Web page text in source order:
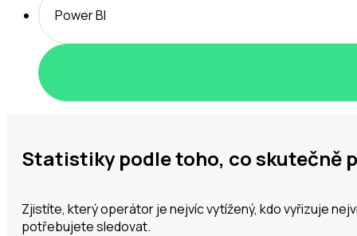
Power BI
Statistiky podle toho, co skutečně
Zjistíte, který operátor je nejvíc vytížený, kdo vyřizuje
potřebujete sledovat.